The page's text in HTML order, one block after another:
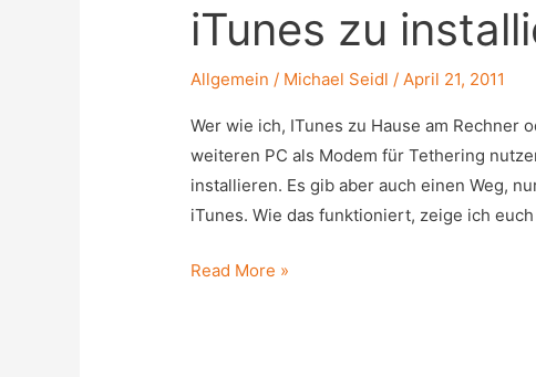
iTunes zu
Allgemein / Michael Seidl /April 21, 2011
Wer wie ich, ITunes zu Hause am Rechner
weiteren PC als Modem für Tethering
installieren. Es gib aber auch einen Weg,
iTunes. Wie das funktioniert, zeige ich
Tethering
Read More »